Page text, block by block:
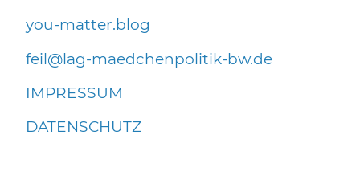
you-matter.blog
f
l l g-m dch np l t k-bw d
IMPRESSUM
DATENSCHUTZ